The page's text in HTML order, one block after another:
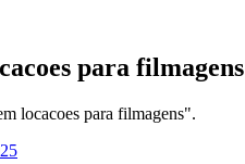
para filmagens
locacoes para filmagens".